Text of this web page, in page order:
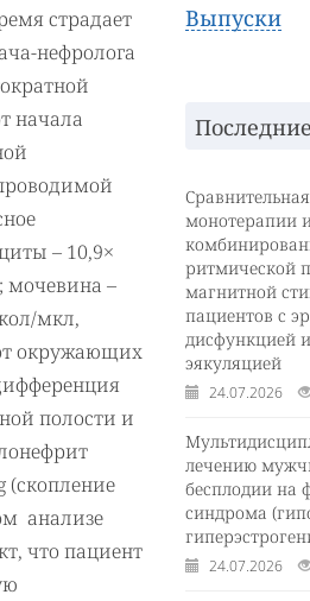
страдает
нефролога
начала
– 10,9×
мочевина –
мкл,
окружающих
полости и
(скопление
анализе
что пациент
Выпуски
монотерапии
ритмической
магнитной
пациентов с
дисфункцией
эякуляцией
24.07.2026
лечению
бесплодии на
синдрома
24.07.2026